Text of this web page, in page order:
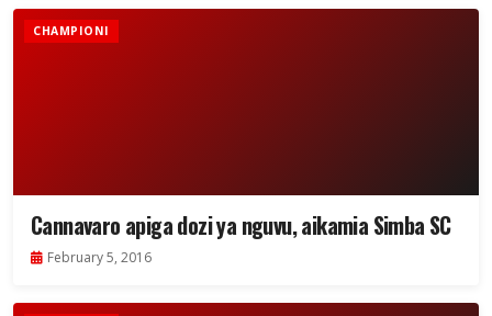
CHAMPIONI
Cannavaro apiga dozi ya nguvu, aikamia Simba SC
February 5, 2016